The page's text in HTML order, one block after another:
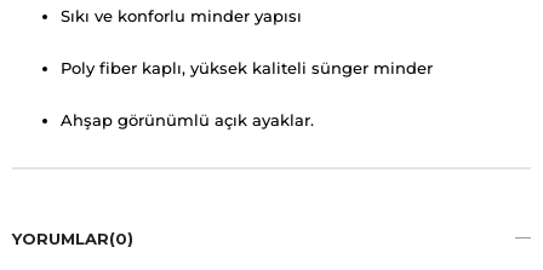
Sıkı ve konforlu minder yapısı
Poly fiber kaplı, yüksek kaliteli sünger minder
Ahşap görünümlü açık ayaklar.
YORUMLAR(0)